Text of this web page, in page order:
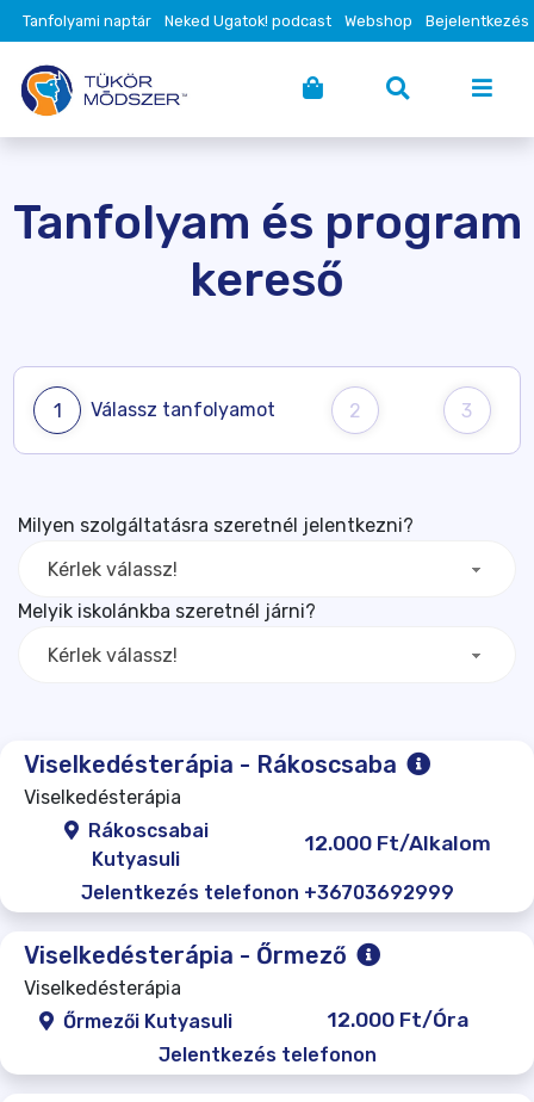
Tanfolyami naptár Neked Ugatok! podcast Webshop Bejelentkezés
Tanfolyam és program
kereső
1 Válassz tanfolyamot 2 3
Milyen szolgáltatásra szeretnél jelentkezni?
Kérlek válassz!
Melyik iskolánkba szeretnél járni?
Kérlek válassz!
Viselkedésterápia - Rákoscsaba
Viselkedésterápia
Rákoscsabai
Kutyasuli
12.000 Ft/Alkalom
Jelentkezés telefonon +36703692999
Viselkedésterápia - Őrmező
Viselkedésterápia
Őrmezői Kutyasuli
12.000 Ft/Óra
Jelentkezés telefonon